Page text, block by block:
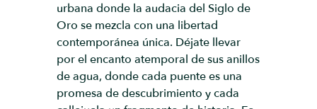
urbana donde la audacia del Siglo de
Oro se mezcla con una libertad
contemporánea única. Déjate llevar
por el encanto atemporal de sus anillos
de agua, donde cada puente es una
promesa de descubrimiento y cada